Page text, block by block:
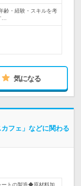
齢・経験・スキルを考
…
気になる
フェ」などに関わる
トの製造◆原材料加